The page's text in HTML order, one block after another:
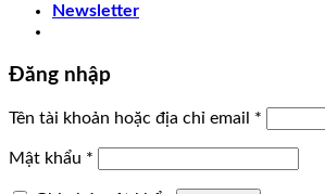
Newsletter
Đăng nhập
Tên tài khoản hoặc địa chỉ email *
Mật khẩu *